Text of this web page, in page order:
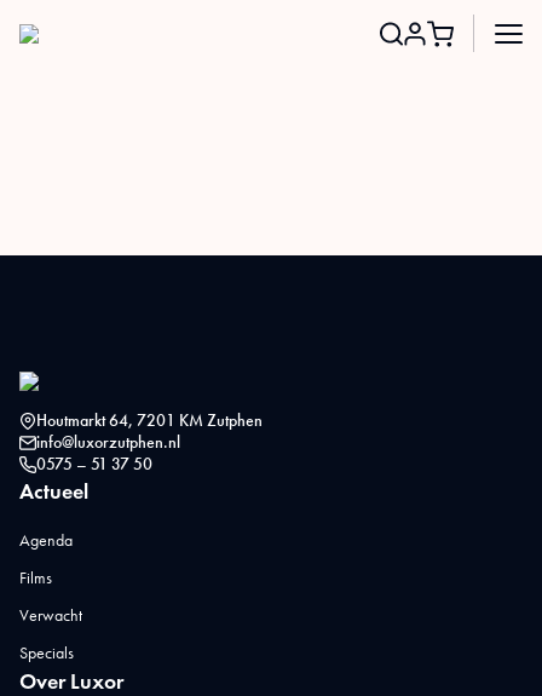
Houtmarkt 64, 7201 KM Zutphen
info@luxorzutphen.nl
0575 – 51 37 50
Actueel
Agenda
Films
Verwacht
Specials
Over Luxor